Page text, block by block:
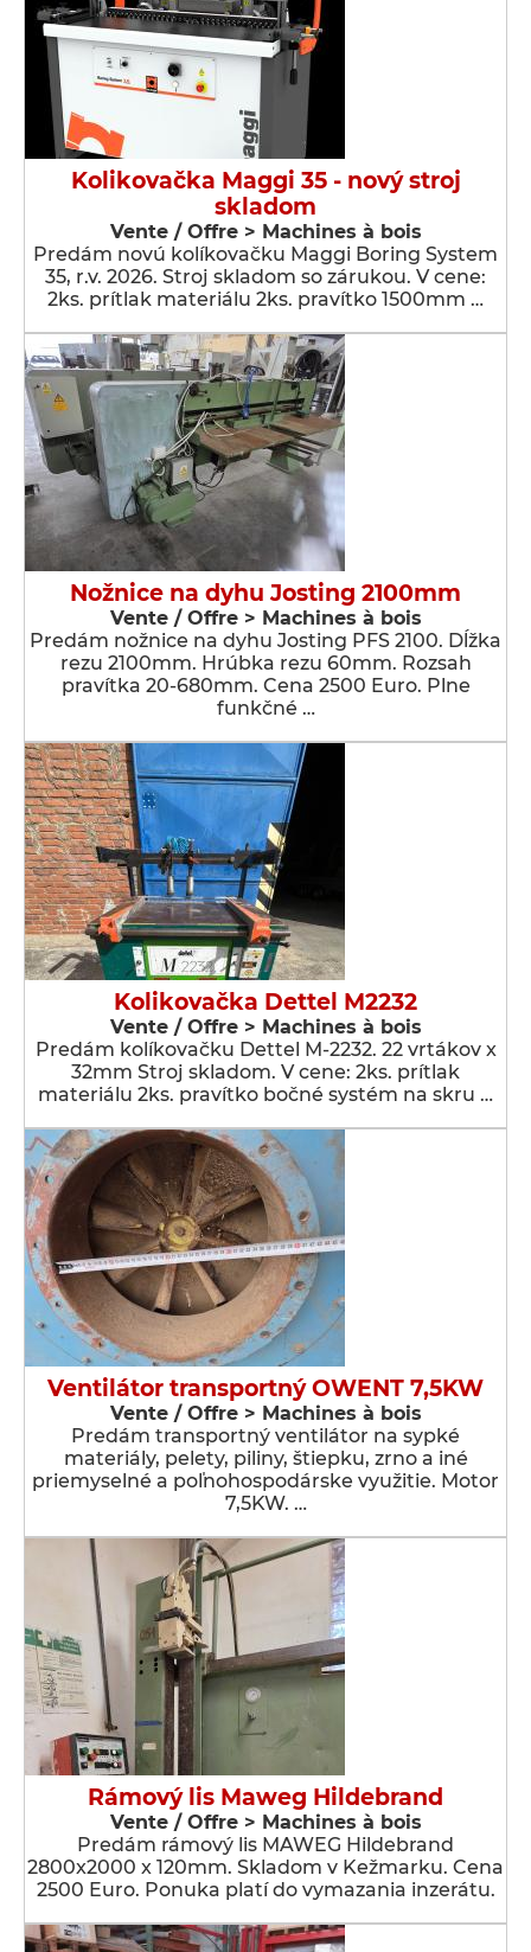
Kolikovačka Maggi 35 - nový stroj
skladom
Vente / Offre > Machines à bois
Predám novú kolíkovačku Maggi Boring System
35, r.v. 2026. Stroj skladom so zárukou. V cene:
2ks. prítlak materiálu 2ks. pravítko 1500mm …
Nožnice na dyhu Josting 2100mm
Vente / Offre > Machines à bois
Predám nožnice na dyhu Josting PFS 2100. Dĺžka
rezu 2100mm. Hrúbka rezu 60mm. Rozsah
pravítka 20-680mm. Cena 2500 Euro. Plne
funkčné …
Kolikovačka Dettel M2232
Vente / Offre > Machines à bois
Predám kolíkovačku Dettel M-2232. 22 vrtákov x
32mm Stroj skladom. V cene: 2ks. prítlak
materiálu 2ks. pravítko bočné systém na skru …
Ventilátor transportný OWENT 7,5KW
Vente / Offre > Machines à bois
Predám transportný ventilátor na sypké
materiály, pelety, piliny, štiepku, zrno a iné
priemyselné a poľnohospodárske využitie. Motor
7,5KW. …
Rámový lis Maweg Hildebrand
Vente / Offre > Machines à bois
Predám rámový lis MAWEG Hildebrand
2800x2000 x 120mm. Skladom v Kežmarku. Cena
2500 Euro. Ponuka platí do vymazania inzerátu.